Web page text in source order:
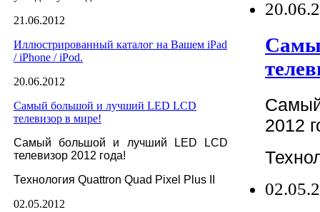
21.06.2012
Иллюстрированный каталог на Вашем iPad
/ iPhone / iPod.
20.06.2012
Самый большой и лучший LED LCD
телевизор в мире!
Самый большой и лучший LED LCD
телевизор 2012 года!
Технология Quattron Quad Pixel Plus II
02.05.2012
2012